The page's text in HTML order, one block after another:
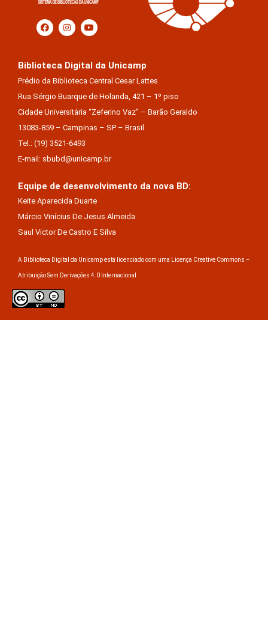
Biblioteca Digital da Unicamp
Prédio da Biblioteca Central Cesar Lattes
Rua Sérgio Buarque de Holanda, 421 – 1º piso
Cidade Universitária “Zeferino Vaz” – Barão Geraldo
13083-859 – Campinas – SP – Brasil
Tel.: (19) 3521-6493
E-mail: sbubd@unicamp.br
Equipe de desenvolvimento da nova BD:
Keite Aparecida Duarte
Márcio Vinícius De Jesus Almeida
Saul Victor De Castro E Silva
A Biblioteca Digital da Unicamp está licenciado com uma Licença Creative Commons –
Atribuição Sem Derivações 4.0 Internacional